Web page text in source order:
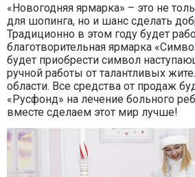
«Новогодняя ярмарка» – это не
для шопинга, но и шанс сделать
Традиционно в этом году будет
благотворительная ярмарка
будет приобрести символ
ручной работы от талантливых
области. Все средства от продаж
«Русфонд» на лечение больного
вместе сделаем этот мир лучше!